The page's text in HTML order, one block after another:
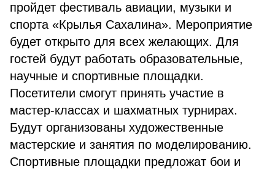
пройдет фестиваль авиации, музыки и
спорта «Крылья Сахалина». Мероприятие
будет открыто для всех желающих. Для
гостей будут работать образовательные,
научные и спортивные площадки.
Посетители смогут принять участие в
мастер-классах и шахматных турнирах.
Будут организованы художественные
мастерские и занятия по моделированию.
Спортивные площадки предложат бои и